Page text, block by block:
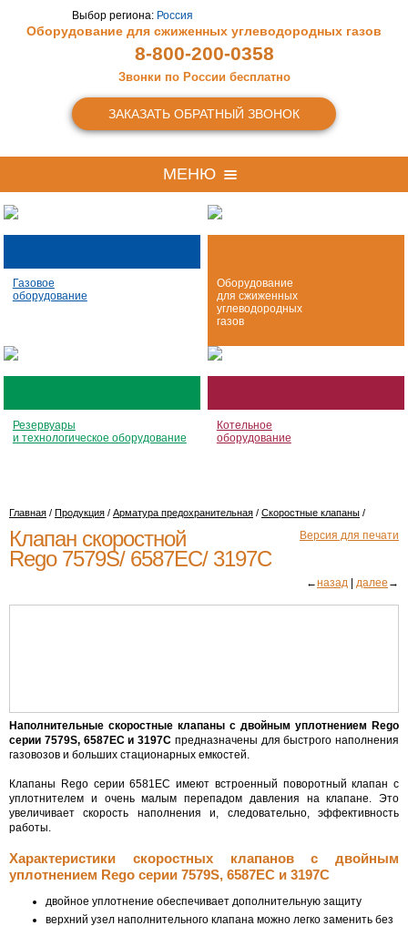
Выбор региона: Россия
Оборудование для сжиженных углеводородных газов
8-800-200-0358
Звонки по России бесплатно
ЗАКАЗАТЬ ОБРАТНЫЙ ЗВОНОК
МЕНЮ
Газовое
оборудование
Оборудование
для сжиженных
углеводородных
газов
Резервуары
и технологическое оборудование
Котельное
оборудование
Главная / Продукция / Арматура предохранительная / Скоростные клапаны /
Версия для печати
Клапан скоростной
Rego 7579S/ 6587EC/ 3197C
←назад | далее →
Наполнительные скоростные клапаны с двойным уплотнением Rego
серии 7579S, 6587EC и 3197С предназначены для быстрого наполнения
газовозов и больших стационарных емкостей.
Клапаны Rego серии 6581EC имеют встроенный поворотный клапан с
уплотнителем и очень малым перепадом давления на клапане. Это
увеличивает скорость наполнения и, следовательно, эффективность
работы.
Характеристики скоростных клапанов с двойным
уплотнением Rego серии 7579S, 6587EC и 3197С
двойное уплотнение обеспечивает дополнительную защиту
верхний узел наполнительного клапана можно легко заменить без